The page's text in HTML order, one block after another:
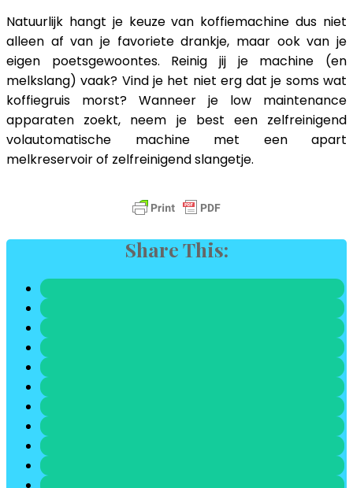
Natuurlijk hangt je keuze van koffiemachine dus niet
alleen af van je favoriete drankje, maar ook van je
eigen poetsgewoontes. Reinig jij je machine (en
melkslang) vaak? Vind je het niet erg dat je soms wat
koffiegruis morst? Wanneer je low maintenance
apparaten zoekt, neem je best een zelfreinigend
volautomatische machine met een apart
melkreservoir of zelfreinigend slangetje.
Share This: